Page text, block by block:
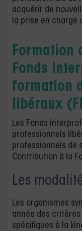
acquérir de
la prise en charge
Formation
Fonds
formation
libéraux
Les Fonds
professionnels
professionnels de
Contribution à la
Les
Les organismes
année des
spécifiques à la